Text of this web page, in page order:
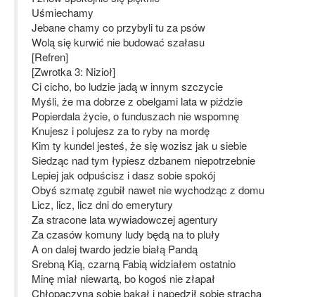
Uśmiechamy
Jebane chamy co przybyli tu za psów
Wolą się kurwić nie budować szałasu
[Refren]
[Zwrotka 3: Nizioł]
Ci cicho, bo ludzie jadą w innym szczycie
Myśli, że ma dobrze z obelgami lata w piździe
Popierdala życie, o funduszach nie wspomnę
Knujesz i polujesz za to ryby na mordę
Kim ty kundel jesteś, że się wozisz jak u siebie
Siedząc nad tym łypiesz dzbanem niepotrzebnie
Lepiej jak odpuścisz i dasz sobie spokój
Obyś szmatę zgubił nawet nie wychodząc z domu
Licz, licz, licz dni do emerytury
Za stracone lata wywiadowczej agentury
Za czasów komuny ludy będą na to pluły
A on dalej twardo jedzie białą Pandą
Srebną Kią, czarną Fabią widziałem ostatnio
Minę miał niewartą, bo kogoś nie złapał
Chłopaczyna sobie bakał i napędził sobie stracha